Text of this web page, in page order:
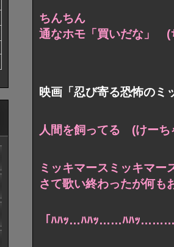
ちんちん
通なホモ「買いだな」 (
映画「忍び寄る恐怖のミ
人間を飼ってる (けーち
ミッキマースミッキマー
さて歌い終わったが何
「ﾊﾊｯ…ﾊﾊｯ……ﾊﾊｯ